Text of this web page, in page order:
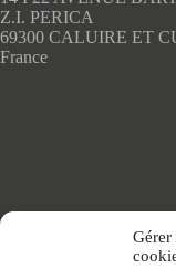
Gérer
page
du
produit
Z.I. PERICA
69300 CALUIRE ET
France
Adhésifs SANS